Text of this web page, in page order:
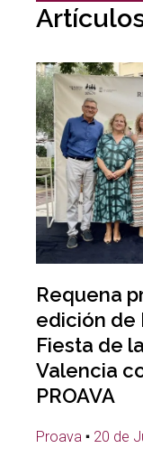
Requena
edición de
Fiesta de
Valencia
PROAVA
Proava 20 de